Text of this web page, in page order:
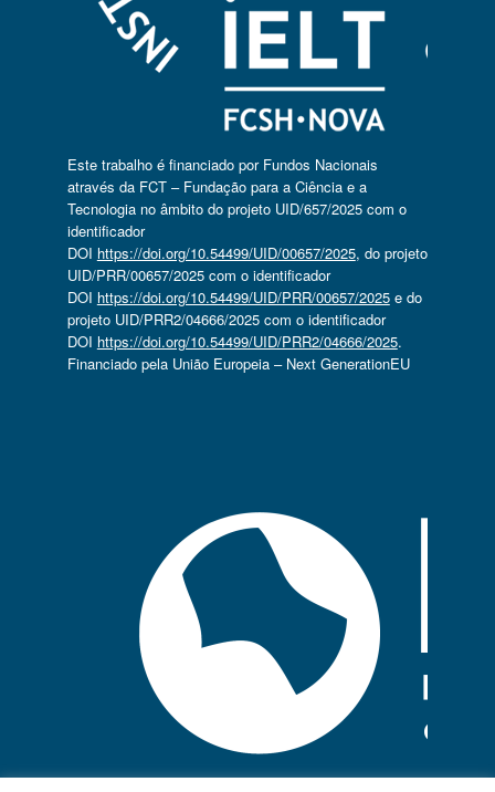
Este trabalho é financiado por Fundos Nacionais
através da FCT – Fundação para a Ciência e a
Tecnologia no âmbito do projeto UID/657/2025 com o
identificador
DOI https://doi.org/10.54499/UID/00657/2025, do projeto
UID/PRR/00657/2025 com o identificador
DOI https://doi.org/10.54499/UID/PRR/00657/2025e do
projeto UID/PRR2/04666/2025 com o identificador
DOI https://doi.org/10.54499/UID/PRR2/04666/2025.
Financiado pela União Europeia – Next GenerationEU